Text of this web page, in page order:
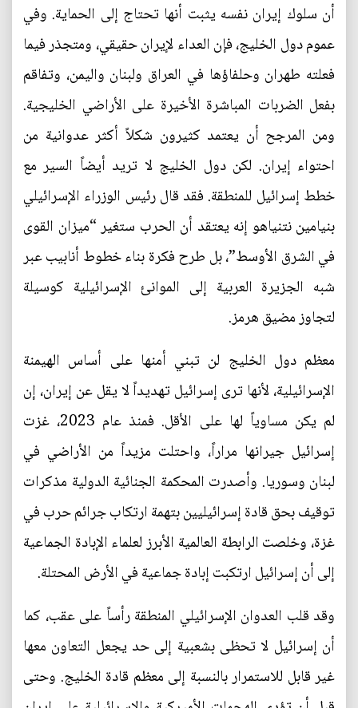
أن سلوك إيران نفسه يثبت أنها تحتاج إلى الحماية. وفي
عموم دول الخليج، فإن العداء لإيران حقيقي، ومتجذر فيما
فعلته طهران وحلفاؤها في العراق ولبنان واليمن، وتفاقم
بفعل الضربات المباشرة الأخيرة على الأراضي الخليجية.
ومن المرجح أن يعتمد كثيرون شكلاً أكثر عدوانية من
احتواء إيران. لكن دول الخليج لا تريد أيضاً السير مع
خطط إسرائيل للمنطقة. فقد قال رئيس الوزراء الإسرائيلي
بنيامين نتنياهو إنه يعتقد أن الحرب ستغير “ميزان القوى
في الشرق الأوسط”، بل طرح فكرة بناء خطوط أنابيب عبر
شبه الجزيرة العربية إلى الموانئ الإسرائيلية كوسيلة
لتجاوز مضيق هرمز.
معظم دول الخليج لن تبني أمنها على أساس الهيمنة
الإسرائيلية، لأنها ترى إسرائيل تهديداً لا يقل عن إيران، إن
لم يكن مساوياً لها على الأقل. فمنذ عام 2023، غزت
إسرائيل جيرانها مراراً، واحتلت مزيداً من الأراضي في
لبنان وسوريا. وأصدرت المحكمة الجنائية الدولية مذكرات
توقيف بحق قادة إسرائيليين بتهمة ارتكاب جرائم حرب في
غزة، وخلصت الرابطة العالمية الأبرز لعلماء الإبادة الجماعية
إلى أن إسرائيل ارتكبت إبادة جماعية في الأرض المحتلة.
وقد قلب العدوان الإسرائيلي المنطقة رأساً على عقب، كما
أن إسرائيل لا تحظى بشعبية إلى حد يجعل التعاون معها
غير قابل للاستمرار بالنسبة إلى معظم قادة الخليج. وحتى